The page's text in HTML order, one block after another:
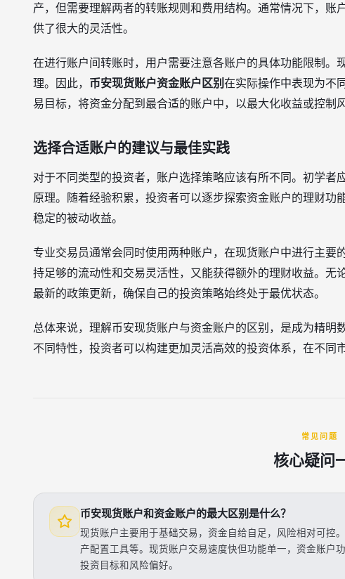
产，但需要理解两者的转账规则和费用结构。通常情况下，
供了很大的灵活性。
在进行账户间转账时，用户需要注意各账户的具体功能限制。
理。因此， 币安现货账户资金账户区别 在实际操作中表现为不
易目标，将资金分配到最合适的账户中，以最大化收益或控制风
选择合适账户的建议与最佳实践
对于不同类型的投资者，账户选择策略应该有所不同。初学
原理。随着经验积累，投资者可以逐步探索资金账户的理财
稳定的被动收益。
专业交易员通常会同时使用两种账户，在现货账户中进行主
持足够的流动性和交易灵活性，又能获得额外的理财收益。
最新的政策更新，确保自己的投资策略始终处于最优状态。
总体来说，理解币安现货账户与资金账户的区别，是成为精
不同特性，投资者可以构建更加灵活高效的投资体系，在不同
常见问题
核心疑问
币安现货账户和资金账户的最大区别是什么？
现货账户主要用于基础交易，资金自给自足，风险相对可控
产配置工具等。现货账户交易速度快但功能单一，资金账户
投资目标和风险偏好。